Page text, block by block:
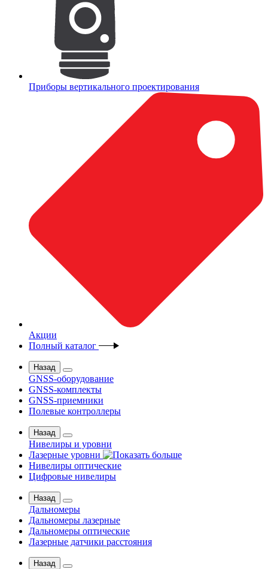
Приборы вертикального проектирования
Акции
Полный каталог
Назад
GNSS-оборудование
GNSS-комплекты
GNSS-приемники
Полевые контроллеры
Назад
Нивелиры и уровни
Лазерные уровни
Нивелиры оптические
Цифровые нивелиры
Назад
Дальномеры
Дальномеры лазерные
Дальномеры оптические
Лазерные датчики расстояния
Назад